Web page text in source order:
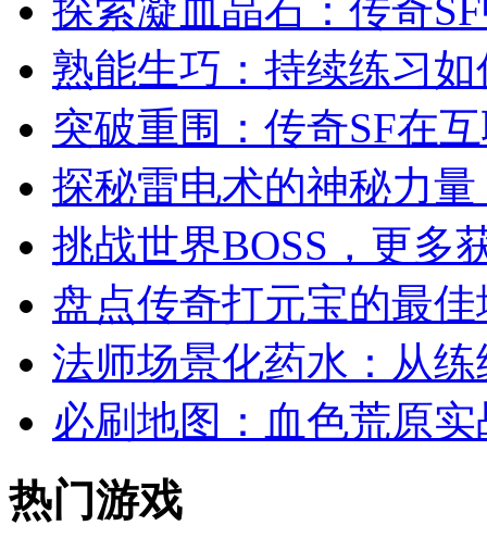
探索凝血晶石：传奇
熟能生巧：持续练习
突破重围：传奇SF在
探秘雷电术的神秘力
挑战世界BOSS，更多
盘点传奇打元宝的最
法师场景化药水：从练
必刷地图：血色荒原
热门游戏